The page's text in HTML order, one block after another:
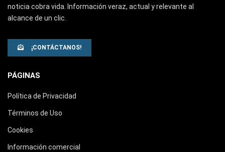
noticia cobra vida. Información veraz, actual y relevante al
alcance de un clic.
¡CONTÁCTANOS!
PÁGINAS
Política de Privacidad
Términos de Uso
Cookies
Información comercial